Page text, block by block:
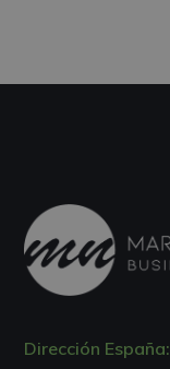
Dirección España: